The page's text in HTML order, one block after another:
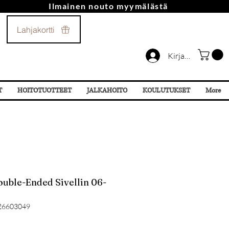
Kirjaudu
Ilmainen nouto myymälästä
Lahjakortti
HOITOTUOTTEET JALKAHOITO KOULUTUKSET More
Ended Sivellin 06-